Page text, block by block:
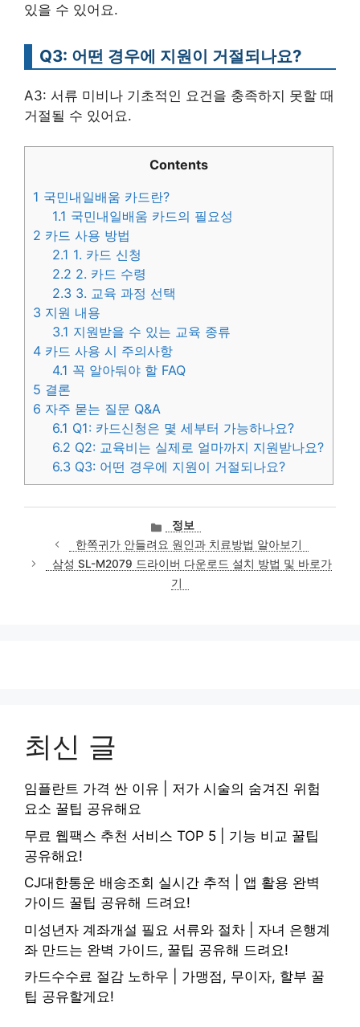
있을 수 있어요.
Q3: 어떤 경우에 지원이 거절되나요?
A3: 서류 미비나 기초적인 요건을 충족하지 못할 때
거절될 수 있어요.
Contents
1 국민내일배움 카드란?
1.1 국민내일배움 카드의 필요성
2 카드 사용 방법
2.1 1. 카드 신청
2.2 2. 카드 수령
2.3 3. 교육 과정 선택
3 지원 내용
3.1 지원받을 수 있는 교육 종류
4 카드 사용 시 주의사항
4.1 꼭 알아둬야 할 FAQ
5 결론
6 자주 묻는 질문 Q&A
6.1 Q1: 카드신청은 몇 세부터 가능하나요?
6.2 Q2: 교육비는 실제로 얼마까지 지원받나요?
6.3 Q3: 어떤 경우에 지원이 거절되나요?
카
테
고
리
정보
한쪽귀가 안들려요 원인과 치료방법 알아보기
삼성 SL-M2079 드라이버 다운로드 설치 방법 및 바로가
기
최신 글
임플란트 가격 싼 이유 | 저가 시술의 숨겨진 위험
요소 꿀팁 공유해요
무료 웹팩스 추천 서비스 TOP 5 | 기능 비교 꿀팁
공유해요!
CJ대한통운 배송조회 실시간 추적 | 앱 활용 완벽
가이드 꿀팁 공유해 드려요!
미성년자 계좌개설 필요 서류와 절차 | 자녀 은행계
좌 만드는 완벽 가이드, 꿀팁 공유해 드려요!
카드수수료 절감 노하우 | 가맹점, 무이자, 할부 꿀
팁 공유할게요!